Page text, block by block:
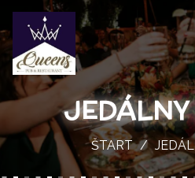
JEDÁLNY
ŠTART